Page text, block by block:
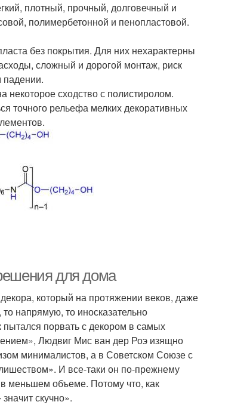
плотный, прочный, долговечный и
полимербетонной и пенопластовой.
без покрытия. Для них нехарактерны
сложный и дорогой монтаж, риск
падении.
сходство с полистиролом.
точного рельефа мелких декоративных
для дома
который на протяжении веков, даже
напрямую, то иносказательно
пытался порвать с декором в самых
Людвиг Мис ван дер Роэ изящно
минималистов, а в Советском Союзе с
И все-таки он по-прежнему
меньшем объеме. Потому что, как
скучно».